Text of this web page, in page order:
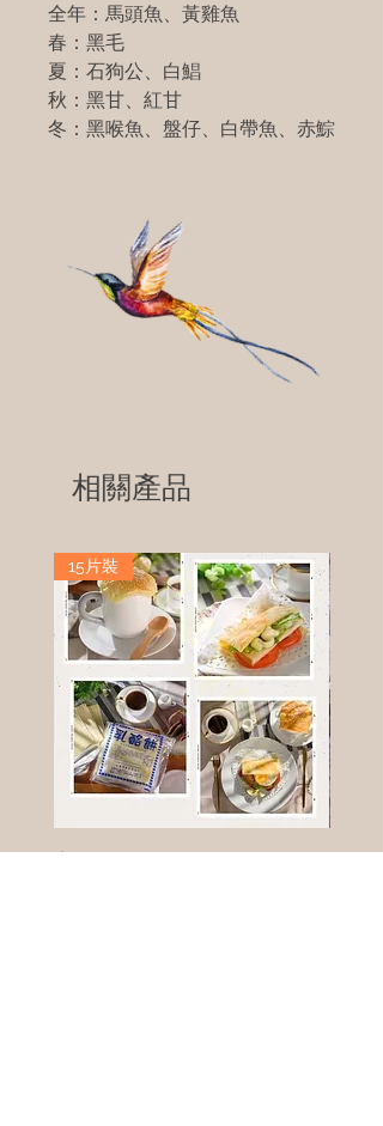
全年：馬頭魚、黃雞魚
春：黑毛
夏：石狗公、白鯧
秋：黑甘、紅甘
冬：黑喉魚、盤仔、白帶魚、赤鯮
相關產品
15片裝